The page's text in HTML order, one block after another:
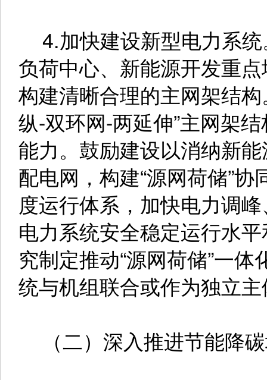
4.加快建设新型电力系
负荷中心、新能源开发重
构建清晰合理的主网架结
纵-双环网-两延伸”主网架
能力。鼓励建设以消纳新
配电网，构建“源网荷储”
度运行体系，加快电力调
电力系统安全稳定运行水
究制定推动“源网荷储”一
统与机组联合或作为独立
（二）深入推进节能降